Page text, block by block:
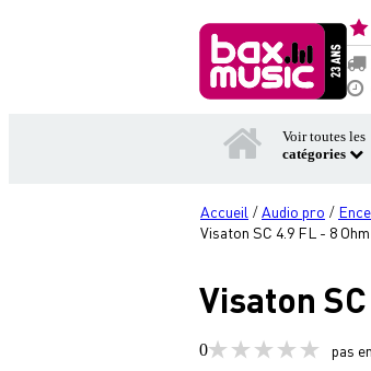
Voir toutes les
catégories
Accueil /Audio pro /
Visaton SC 4.9 FL - 8
Visaton
0 pas